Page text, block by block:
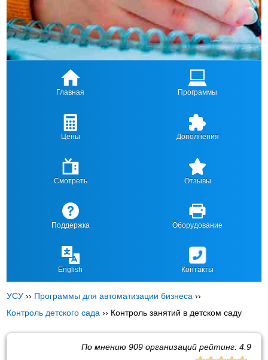
Главная Программы
Цены Дополнения
Смотреть Отзывы
Поддержка Оборудование
English Контакты
УСУ ›› Программы для автоматизации бизнеса ››
Контроль детского сада ›› Контроль занятий в детском саду
По мнению 909организаций рейтинг: 4.9